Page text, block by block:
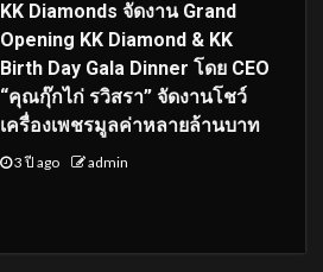
KK Diamonds จัดงาน Grand
Opening KK Diamond & KK
Birth Day Gala Dinner โดย CEO
“คุณกุ๊กไก่ รวิสรา” จัดงานโชว์
เครื่องเพชรมูลค่าหลายล้านบาท
3 ปี ago admin